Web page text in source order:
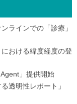
ラインでの「診療」
おける緯度経度の登
」提供開始
透明性レポート」